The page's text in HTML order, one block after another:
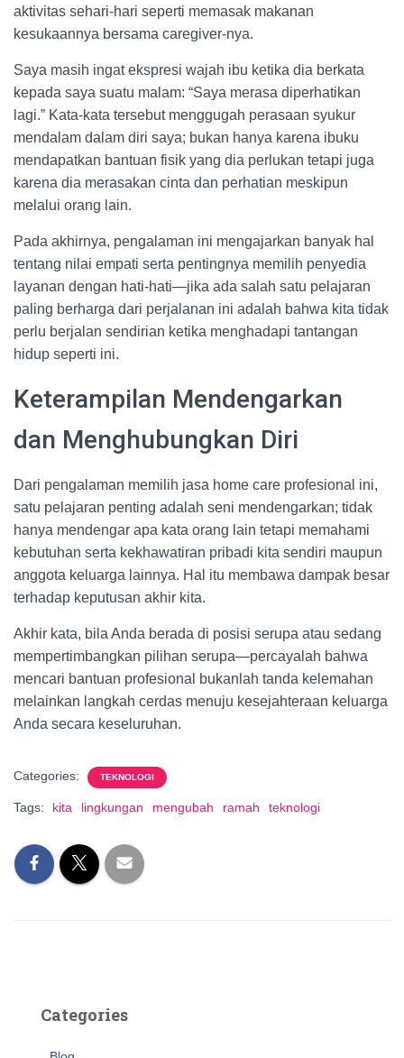
aktivitas sehari-hari seperti memasak makanan
kesukaannya bersama caregiver-nya.
Saya masih ingat ekspresi wajah ibu ketika dia berkata
kepada saya suatu malam: “Saya merasa diperhatikan
lagi.” Kata-kata tersebut menggugah perasaan syukur
mendalam dalam diri saya; bukan hanya karena ibuku
mendapatkan bantuan fisik yang dia perlukan tetapi juga
karena dia merasakan cinta dan perhatian meskipun
melalui orang lain.
Pada akhirnya, pengalaman ini mengajarkan banyak hal
tentang nilai empati serta pentingnya memilih penyedia
layanan dengan hati-hati—jika ada salah satu pelajaran
paling berharga dari perjalanan ini adalah bahwa kita tidak
perlu berjalan sendirian ketika menghadapi tantangan
hidup seperti ini.
Keterampilan Mendengarkan
dan Menghubungkan Diri
Dari pengalaman memilih jasa home care profesional ini,
satu pelajaran penting adalah seni mendengarkan; tidak
hanya mendengar apa kata orang lain tetapi memahami
kebutuhan serta kekhawatiran pribadi kita sendiri maupun
anggota keluarga lainnya. Hal itu membawa dampak besar
terhadap keputusan akhir kita.
Akhir kata, bila Anda berada di posisi serupa atau sedang
mempertimbangkan pilihan serupa—percayalah bahwa
mencari bantuan profesional bukanlah tanda kelemahan
melainkan langkah cerdas menuju kesejahteraan keluarga
Anda secara keseluruhan.
Categories: TEKNOLOGI
Tags: kita lingkungan mengubah ramah teknologi
Categories